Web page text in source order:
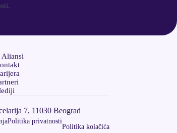
Aliansi
7, 11030 Beograd
Politika privatnosti
Politika kolačića